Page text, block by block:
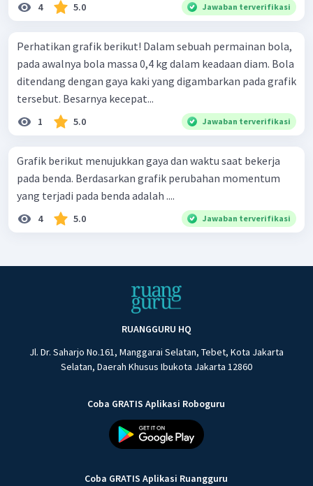
4 5.0 Jawaban terverifikasi
Perhatikan grafik berikut! Dalam sebuah permainan bola,
pada awalnya bola massa 0,4 kg dalam keadaan diam. Bola
ditendang dengan gaya kaki yang digambarkan pada grafik
tersebut. Besarnya kecepat...
1 5.0 Jawaban terverifikasi
Grafik berikut menujukkan gaya dan waktu saat bekerja
pada benda. Berdasarkan grafik perubahan momentum
yang terjadi pada benda adalah ....
4 5.0 Jawaban terverifikasi
RUANGGURU HQ
Jl. Dr. Saharjo No.161, Manggarai Selatan, Tebet, Kota Jakarta
Selatan, Daerah Khusus Ibukota Jakarta 12860
Coba GRATIS Aplikasi Roboguru
Coba GRATIS Aplikasi Ruangguru